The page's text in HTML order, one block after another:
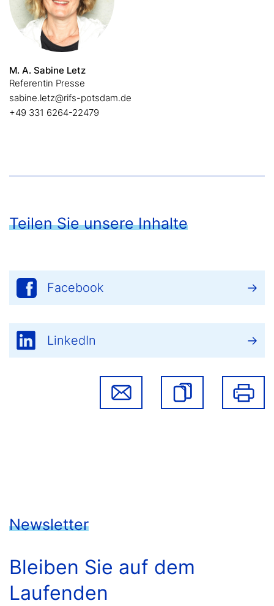
M. A. Sabine Letz
Referentin Presse
sabine.letz@rifs-potsdam.de
+49 331 6264-22479
Teilen Sie unsere Inhalte
Facebook
LinkedIn
Newsletter
Bleiben Sie auf dem
Laufenden